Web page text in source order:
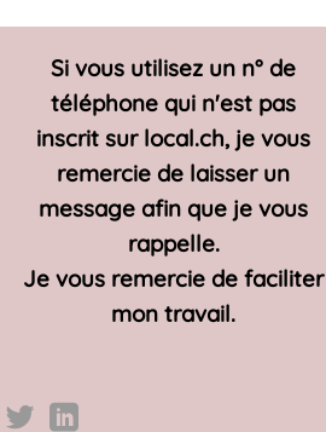
Si vous utilisez un n° de
téléphone qui n'est pas
inscrit sur local.ch, je vous
remercie de laisser un
message afin que je vous
rappelle.
Je vous remercie de faciliter
mon travail.